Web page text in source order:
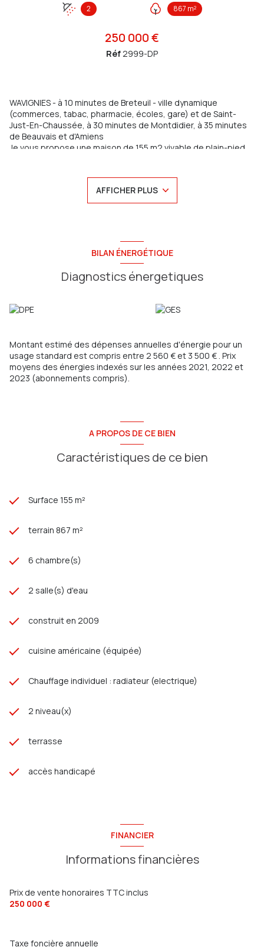
2 867 m²
250 000 €
Réf2999-DP
WAVIGNIES - à 10 minutes de Breteuil - ville dynamique
(commerces, tabac, pharmacie, écoles, gare) et de Saint-
Just-En-Chaussée, à 30 minutes de Montdidier, à 35 minutes
de Beauvais et d'Amiens
Je vous propose une maison de 155 m2 vivable de plain-pied
salon/séjour, une salle à manger, une cuisine équipée
aménagée le tout ouvert, une suite parentale avec une salle
d'eau et dressing, une chambre et un WC séparé
une terrasse, un double garage
chauffage : électrique avec un ballon d'eau chaude de marque
Taxe foncière : 2020€
Assainissement : Fosse septique
Budget : 255000 € FAI
Contactez Philippe au 07.81.02.05.46, agent commercial
Agence Sainte Anne Immo
79 rue Jules Barni 80000 Amiens
RCS AMIENS 991199738
AFFICHER PLUS
BILAN ÉNERGÉTIQUE
Diagnostics énergetiques
Montant estimé des dépenses annuelles d'énergie pour un
usage standard est compris entre 2 560 € et 3 500 € . Prix
moyens des énergies indexés sur les années 2021, 2022 et
2023 (abonnements compris).
A PROPOS DE CE BIEN
Caractéristiques de ce bien
Surface 155 m²
terrain 867 m²
6 chambre(s)
2 salle(s) d'eau
construit en 2009
cuisine américaine (équipée)
Chauffage individuel : radiateur (electrique)
2 niveau(x)
terrasse
accès handicapé
FINANCIER
Informations financières
Prix de vente honoraires TTC inclus
250 000 €
Taxe foncière annuelle